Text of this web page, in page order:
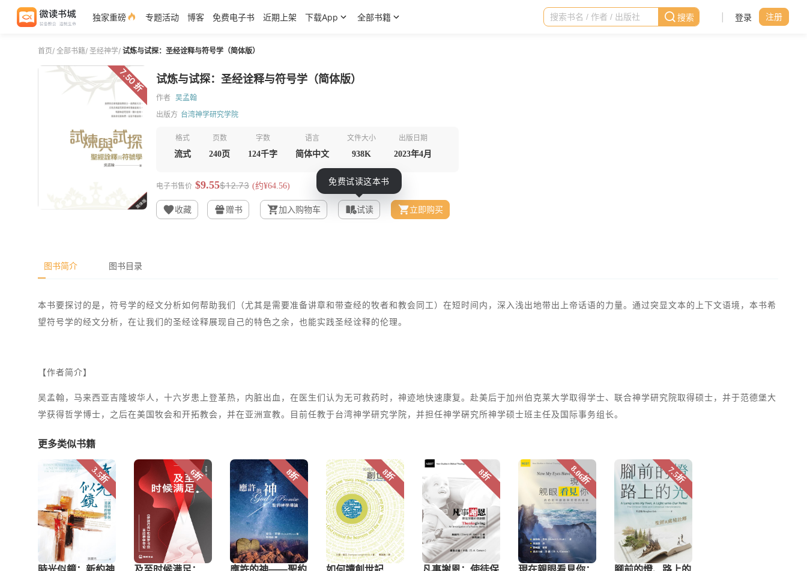
独家重磅 专题活动 博客 免费电子书 近期上架 下载App 全部书籍 登录 注册
首页/ 全部书籍/ 圣经神学/ 试炼与试探：圣经诠释与符号学（简体版）
7.50 折 试炼与试探：圣经诠释与符号学（简体版）
作者 吴孟翰
出版方 台湾神学研究学院
格式
流式
页数
240页
字数
124千字
语言
简体中文
文件大小
938K
出版日期
2023年4月
电子书售价 $9.55$12.73 (约¥64.56)
收藏 赠书 加入购物车 试读 立即购买
图书简介 图书目录
本书要探讨的是，符号学的经文分析如何帮助我们（尤其是需要准备讲章和带查经的牧者和教会同工）在短时间内，深入浅出地带出上帝话语的力量。通过突显文本的上下文语境，本书希
望符号学的经文分析，在让我们的圣经诠释展现自己的特色之余，也能实践圣经诠释的伦理。
【作者简介】
吴孟翰，马来西亚吉隆坡华人，十六岁患上登革热，内脏出血，在医生们认为无可救药时，神迹地快速康复。赴美后于加州伯克莱大学取得学士、联合神学研究院取得硕士，并于范德堡大
学获得哲学博士，之后在美国牧会和开拓教会，并在亚洲宣教。目前任教于台湾神学研究学院，并担任神学硏究所神学硕士班主任及国际事务组长。
更多类似书籍